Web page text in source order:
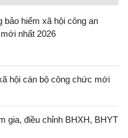
bảo hiểm xã hội công an
nhất 2026
hội cán bộ công chức mới
gia, điều chỉnh BHXH, BHYT